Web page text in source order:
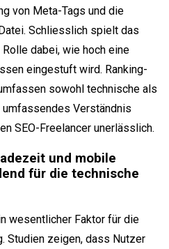
von Meta-Tags und die
Schliesslich spielt das
dabei, wie hoch eine
eingestuft wird. Ranking-
sowohl technische als
umfassendes Verständnis
SEO-Freelancer unerlässlich.
und mobile
für die technische
wesentlicher Faktor für die
Studien zeigen, dass Nutzer